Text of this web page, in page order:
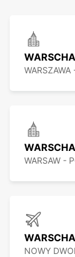
WARSAW -
NOWY